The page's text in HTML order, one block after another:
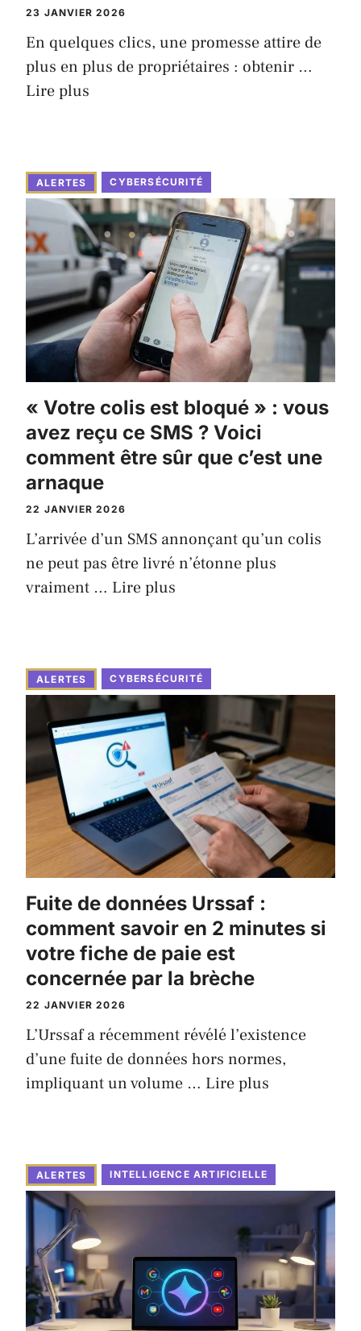
23 JANVIER 2026
En quelques clics, une promesse attire de
plus en plus de propriétaires : obtenir …
Lire plus
ALERTES CYBERSÉCURITÉ
« Votre colis est bloqué » : vous
avez reçu ce SMS ? Voici
comment être sûr que c’est une
arnaque
22 JANVIER 2026
L’arrivée d’un SMS annonçant qu’un colis
ne peut pas être livré n’étonne plus
vraiment … Lire plus
ALERTES CYBERSÉCURITÉ
Fuite de données Urssaf :
comment savoir en 2 minutes si
votre fiche de paie est
concernée par la brèche
22 JANVIER 2026
L’Urssaf a récemment révélé l’existence
d’une fuite de données hors normes,
impliquant un volume … Lire plus
ALERTES INTELLIGENCE ARTIFICIELLE